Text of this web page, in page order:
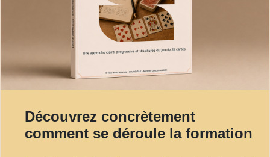
Découvrez concrètement
comment se déroule la formation